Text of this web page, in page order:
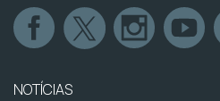
NOTÍCIAS